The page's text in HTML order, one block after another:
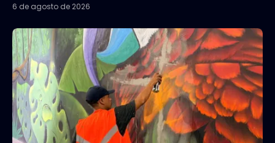
6 de agosto de 2026